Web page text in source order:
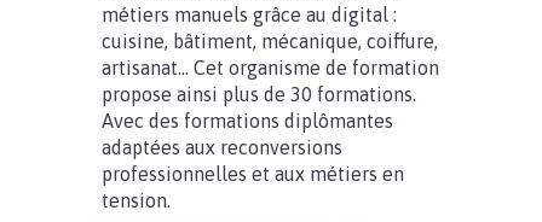
métiers manuels grâce au digital :
cuisine, bâtiment, mécanique, coiffure,
artisanat… Cet organisme de formation
propose ainsi plus de 30 formations.
Avec des formations diplômantes
adaptées aux reconversions
professionnelles et aux métiers en
tension.